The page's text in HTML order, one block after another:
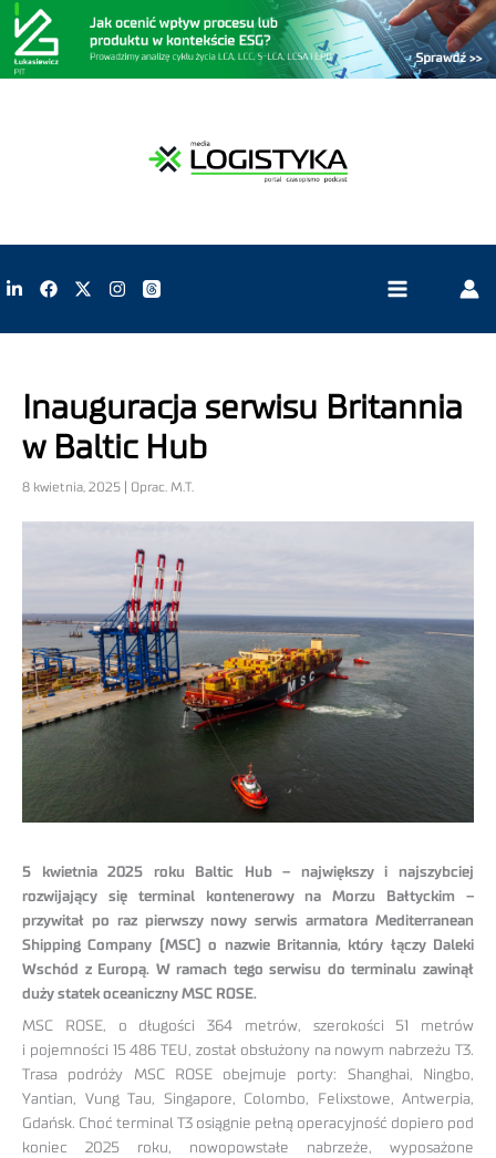
Inauguracja serwisu Britannia
w Baltic Hub
8 kwietnia, 2025 | Oprac. M.T.
5 kwietnia 2025 roku Baltic Hub – największy i najszybciej
rozwijający się terminal kontenerowy na Morzu Bałtyckim –
przywitał po raz pierwszy nowy serwis armatora Mediterranean
Shipping Company (MSC) o nazwie Britannia, który łączy Daleki
Wschód z Europą. W ramach tego serwisu do terminalu zawinął
duży statek oceaniczny MSC ROSE.
MSC ROSE, o długości 364 metrów, szerokości 51 metrów
i pojemności 15 486 TEU, został obsłużony na nowym nabrzeżu T3.
Trasa podróży MSC ROSE obejmuje porty: Shanghai, Ningbo,
Yantian, Vung Tau, Singapore, Colombo, Felixstowe, Antwerpia,
Gdańsk. Choć terminal T3 osiągnie pełną operacyjność dopiero pod
koniec 2025 roku, nowopowstałe nabrzeże, wyposażone